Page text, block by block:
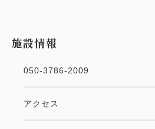
施設情報
050-3786-2009
アクセス